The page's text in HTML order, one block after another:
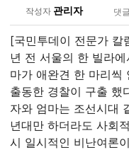
작성자 관리자 댓글
[국민투데이 전문가 칼
년 전 서울의 한 빌라
마가 애완견 한 마리씩
출동한 경찰이 구출 했
자와 엄마는 조선시대
년대만 하더라도 사회
시 일시적인 비난여론